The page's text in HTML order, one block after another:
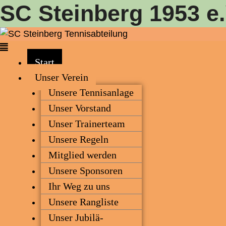
Zum
Inhalt
springen
SC Steinberg 1953
Menü
Start
Unser Ver­ein
Unse­re Tennisanlage
Unser Vor­stand
Unser Trai­ner­team
Unse­re Regeln
Mit­glied werden
Unse­re Sponsoren
Ihr Weg zu uns
Unse­re Rangliste
Unser Jubi­lä­